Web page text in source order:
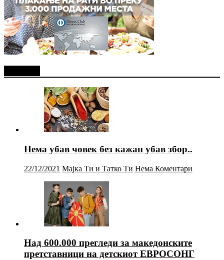
Нема убав човек без кажан убав збор..
22/12/2021 Мајка Ти и Татко Ти Нема Коментари
Над 600.000 прегледи за македонските
претставници на детскиот ЕВРОСОНГ